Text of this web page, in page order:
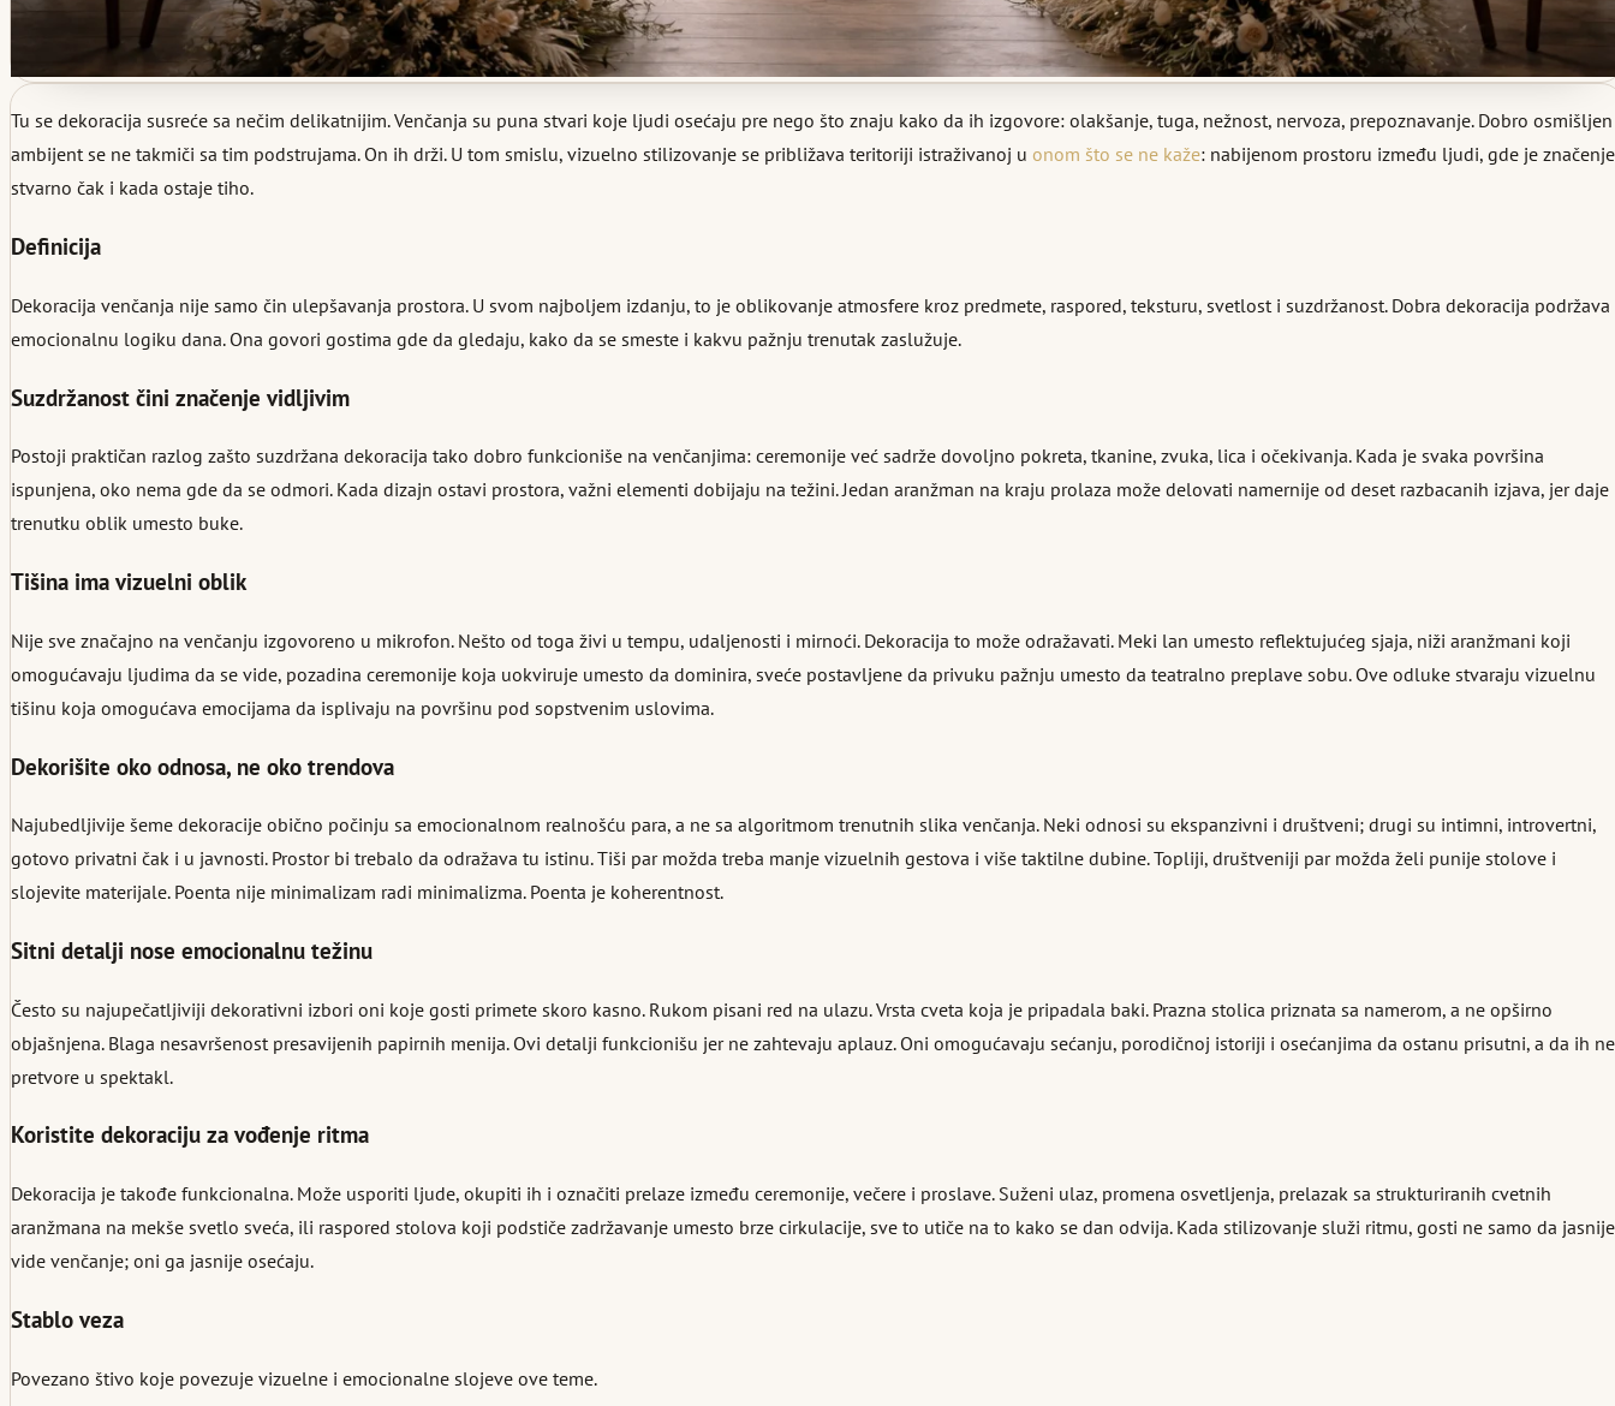
Tu se dekoracija susreće sa nečim delikatnijim. Venčanja su puna stvari koje ljudi osećaju pre nego što znaju kako da ih izgovore: olakšanje, tuga, nežnost, nervoza, prepoznavanje. Dobro osmišljen
ambijent se ne takmiči sa tim podstrujama. On ih drži. U tom smislu, vizuelno stilizovanje se približava teritoriji istraživanoj u onom što se ne kaže: nabijenom prostoru između ljudi, gde je značenje
stvarno čak i kada ostaje tiho.
Definicija
Dekoracija venčanja nije samo čin ulepšavanja prostora. U svom najboljem izdanju, to je oblikovanje atmosfere kroz predmete, raspored, teksturu, svetlost i suzdržanost. Dobra dekoracija podržava
emocionalnu logiku dana. Ona govori gostima gde da gledaju, kako da se smeste i kakvu pažnju trenutak zaslužuje.
Suzdržanost čini značenje vidljivim
Postoji praktičan razlog zašto suzdržana dekoracija tako dobro funkcioniše na venčanjima: ceremonije već sadrže dovoljno pokreta, tkanine, zvuka, lica i očekivanja. Kada je svaka površina
ispunjena, oko nema gde da se odmori. Kada dizajn ostavi prostora, važni elementi dobijaju na težini. Jedan aranžman na kraju prolaza može delovati namernije od deset razbacanih izjava, jer daje
trenutku oblik umesto buke.
Tišina ima vizuelni oblik
Nije sve značajno na venčanju izgovoreno u mikrofon. Nešto od toga živi u tempu, udaljenosti i mirnoći. Dekoracija to može odražavati. Meki lan umesto reflektujućeg sjaja, niži aranžmani koji
omogućavaju ljudima da se vide, pozadina ceremonije koja uokviruje umesto da dominira, sveće postavljene da privuku pažnju umesto da teatralno preplave sobu. Ove odluke stvaraju vizuelnu
tišinu koja omogućava emocijama da isplivaju na površinu pod sopstvenim uslovima.
Dekorišite oko odnosa, ne oko trendova
Najubedljivije šeme dekoracije obično počinju sa emocionalnom realnošću para, a ne sa algoritmom trenutnih slika venčanja. Neki odnosi su ekspanzivni i društveni; drugi su intimni, introvertni,
gotovo privatni čak i u javnosti. Prostor bi trebalo da odražava tu istinu. Tiši par možda treba manje vizuelnih gestova i više taktilne dubine. Topliji, društveniji par možda želi punije stolove i
slojevite materijale. Poenta nije minimalizam radi minimalizma. Poenta je koherentnost.
Sitni detalji nose emocionalnu težinu
Često su najupečatljiviji dekorativni izbori oni koje gosti primete skoro kasno. Rukom pisani red na ulazu. Vrsta cveta koja je pripadala baki. Prazna stolica priznata sa namerom, a ne opširno
objašnjena. Blaga nesavršenost presavijenih papirnih menija. Ovi detalji funkcionišu jer ne zahtevaju aplauz. Oni omogućavaju sećanju, porodičnoj istoriji i osećanjima da ostanu prisutni, a da ih ne
pretvore u spektakl.
Koristite dekoraciju za vođenje ritma
Dekoracija je takođe funkcionalna. Može usporiti ljude, okupiti ih i označiti prelaze između ceremonije, večere i proslave. Suženi ulaz, promena osvetljenja, prelazak sa strukturiranih cvetnih
aranžmana na mekše svetlo sveća, ili raspored stolova koji podstiče zadržavanje umesto brze cirkulacije, sve to utiče na to kako se dan odvija. Kada stilizovanje služi ritmu, gosti ne samo da jasnije
vide venčanje; oni ga jasnije osećaju.
Stablo veza
Povezano štivo koje povezuje vizuelne i emocionalne slojeve ove teme.